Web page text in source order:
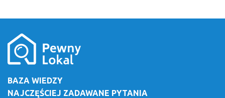
BAZA WIEDZY
NAJCZĘŚCIEJ ZADAWANE PYTANIA